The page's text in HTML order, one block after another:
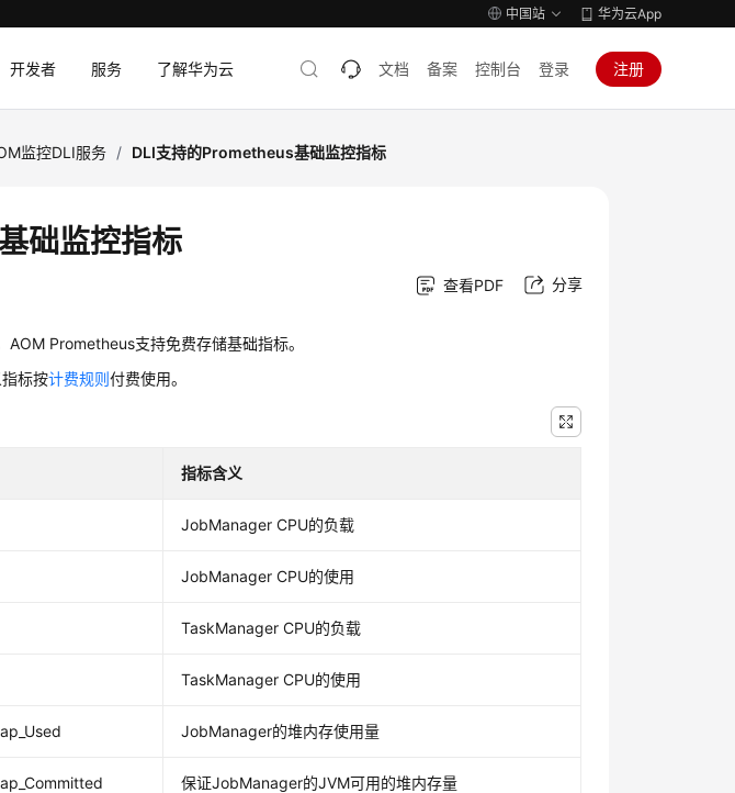
中国站 华为云App
开发者 服务 了解华为云 文档 备案 控制台 登录 注册
监控DLI服务 / DLI支持的Prometheus基础监控指标
础监控指标
查看PDF 分享
Prometheus支持免费存储基础指标。
标按计费规则付费使用。
指标含义
JobManager CPU的负载
JobManager CPU的使用
TaskManager CPU的负载
TaskManager CPU的使用
JobManager的堆内存使用量
保证JobManager的JVM可用的堆内存量